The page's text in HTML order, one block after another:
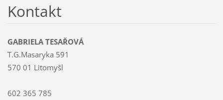
Kontakt
GABRIELA TESAŘOVÁ
T.G.Masaryka 591
570 01 Litomyšl
602 365 785